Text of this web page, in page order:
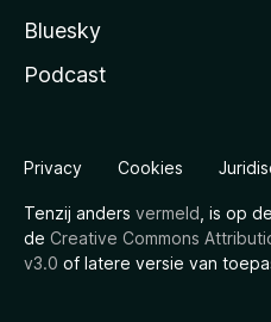
Bluesky
Podcast
Privacy Cookies
Tenzij anders vermeld , is op
de Creative Commons
v3.0 of latere versie van